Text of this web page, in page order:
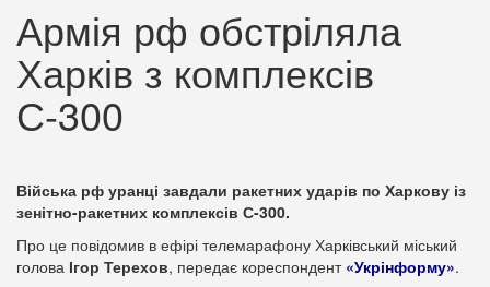
Армія рф обстріляла
Харків з комплексів
С-300
Війська рф уранці завдали ракетних ударів по Харкову із
зенітно-ракетних комплексів С-300.
Про це повідомив в ефірі телемарафону Харківський міський
голова Ігор Терехов, передає кореспондент «Укрінформу».